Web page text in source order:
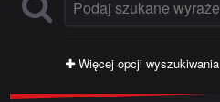
Więcej opcji wyszukiwania